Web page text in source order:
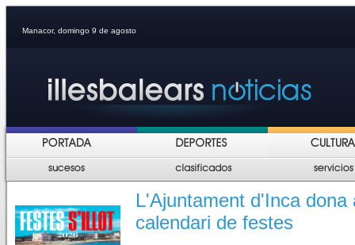
Manacor, domingo 9 de agosto
L'Ajuntament d'Inca
calendari de festes